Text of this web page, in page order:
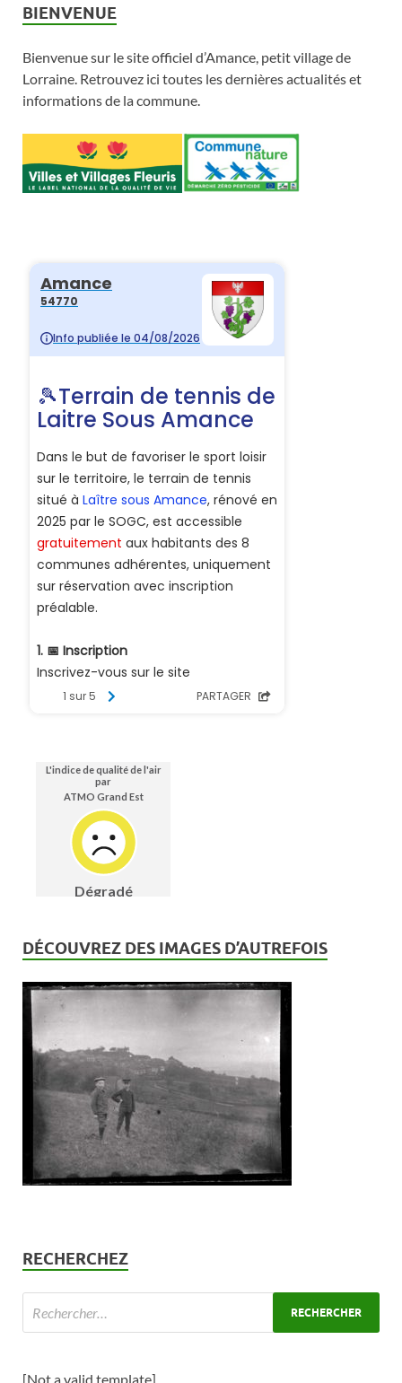
BIENVENUE
Bienvenue sur le site officiel d’Amance, petit village de
Lorraine. Retrouvez ici toutes les dernières actualités et
informations de la commune.
DÉCOUVREZ DES IMAGES D’AUTREFOIS
RECHERCHEZ
[Not a valid template]